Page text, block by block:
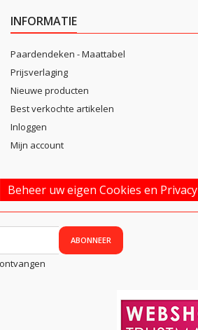
INFORMATIE
Paardendeken - Maattabel
Prijsverlaging
Nieuwe producten
Best verkochte artikelen
Inloggen
Mijn account
Beheer uw eigen Cookies en Privacy